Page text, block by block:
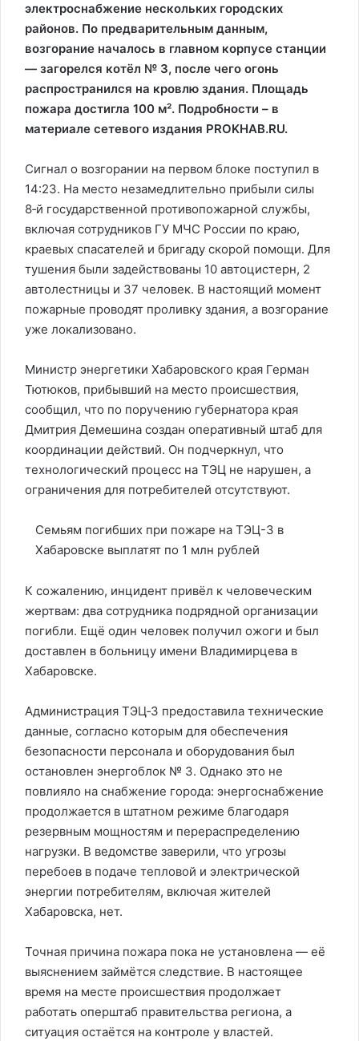
электроснабжение нескольких городских
районов. По предварительным данным,
возгорание началось в главном корпусе станции
— загорелся котёл № 3, после чего огонь
распространился на кровлю здания. Площадь
пожара достигла 100 м². Подробности – в
материале сетевого издания PROKHAB.RU.
Сигнал о возгорании на первом блоке поступил в
14:23. На место незамедлительно прибыли силы
8‑й государственной противопожарной службы,
включая сотрудников ГУ МЧС России по краю,
краевых спасателей и бригаду скорой помощи. Для
тушения были задействованы 10 автоцистерн, 2
автолестницы и 37 человек. В настоящий момент
пожарные проводят проливку здания, а возгорание
уже локализовано.
Министр энергетики Хабаровского края Герман
Тютюков, прибывший на место происшествия,
сообщил, что по поручению губернатора края
Дмитрия Демешина создан оперативный штаб для
координации действий. Он подчеркнул, что
технологический процесс на ТЭЦ не нарушен, а
ограничения для потребителей отсутствуют.
Семьям погибших при пожаре на ТЭЦ-3 в
Хабаровске выплатят по 1 млн рублей
К сожалению, инцидент привёл к человеческим
жертвам: два сотрудника подрядной организации
погибли. Ещё один человек получил ожоги и был
доставлен в больницу имени Владимирцева в
Хабаровске.
Администрация ТЭЦ‑3 предоставила технические
данные, согласно которым для обеспечения
безопасности персонала и оборудования был
остановлен энергоблок № 3. Однако это не
повлияло на снабжение города: энергоснабжение
продолжается в штатном режиме благодаря
резервным мощностям и перераспределению
нагрузки. В ведомстве заверили, что угрозы
перебоев в подаче тепловой и электрической
энергии потребителям, включая жителей
Хабаровска, нет.
Точная причина пожара пока не установлена — её
выяснением займётся следствие. В настоящее
время на месте происшествия продолжает
работать оперштаб правительства региона, а
ситуация остаётся на контроле у властей.